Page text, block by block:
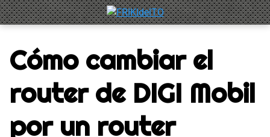
Saltar
al
Cómo cambiar el
router de DIGI Mobil
por un router